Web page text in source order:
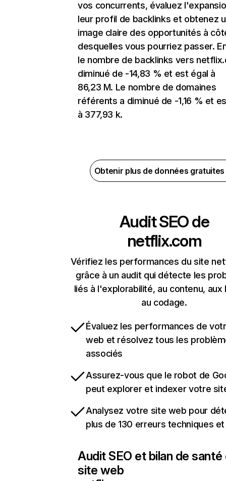
vos concurrents, évaluez
leur profil de backlinks et obtenez
image claire des opportunités à
desquelles vous pourriez passer.
le nombre de backlinks vers
diminué de -14,83 % et est égal à
86,23 M. Le nombre de domaines
référents a diminué de -1,16 % et
à 377,93 k.
Obtenir plus de données
Audit SEO de
netflix.com
Vérifiez les performances du site
grâce à un audit qui détecte les
liés à l'explorabilité, au contenu, aux
au codage.
Évaluez les performances de
web et résolvez tous les
associés
Assurez-vous que le robot de
peut explorer et indexer votre
Analysez votre site web pour
plus de 130 erreurs techniques et
Audit SEO et bilan de santé
site web